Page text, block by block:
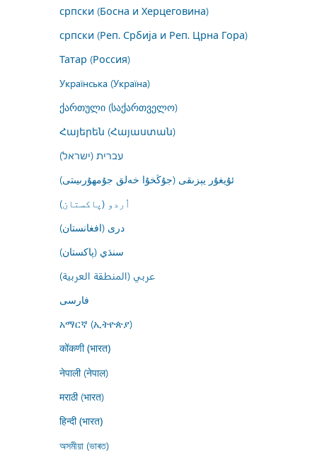
српски (Босна и Херцеговина)
српски (Реп. Србија и Реп. Црна Гора)
Татар (Россия)
Українська (Україна)
ქართული (საქართველო)
Հայերեն (Հայաստան)
עברית (ישראל)
ئۇيغۇر يېزىقى (جۇڭخۇا خەلق جۇمھۇرىيىتى)
اُردو (پاکستان)
درى (افغانستان)
سنڌي (پاکستان)
عربي (المنطقة العربية)
فارسى
አማርኛ (ኢትዮጵያ)
कोंकणी (भारत)
नेपाली (नेपाल)
मराठी (भारत)
हिन्दी (भारत)
অসমীয়া (ভাৰত)